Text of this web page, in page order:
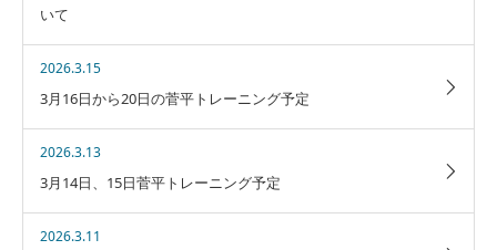
いて
2026.3.15
3月16日から20日の菅平トレーニング予定
2026.3.13
3月14日、15日菅平トレーニング予定
2026.3.11